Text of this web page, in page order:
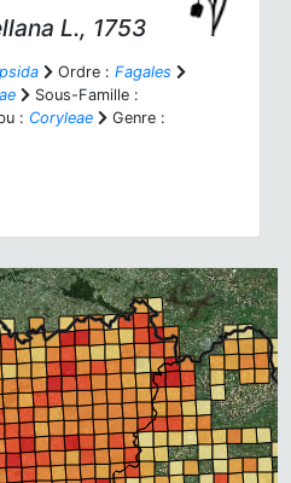
L., 1753
Ordre : Fagales
Sous-Famille :
: Coryleae
Genre :